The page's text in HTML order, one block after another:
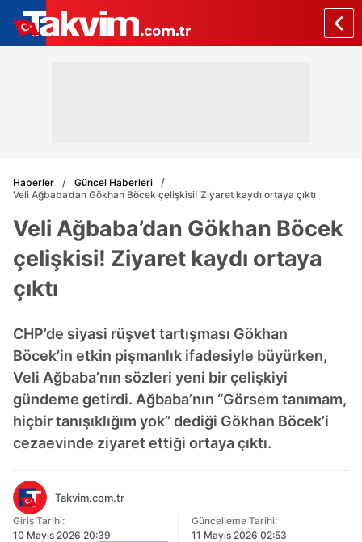
Haberler
Güncel Haberleri
Veli Ağbaba’dan Gökhan Böcek çelişkisi! Ziyaret kaydı ortaya çıktı
Veli Ağbaba’dan Gökhan Böcek
çelişkisi! Ziyaret kaydı ortaya
çıktı
CHP’de siyasi rüşvet tartışması Gökhan
Böcek’in etkin pişmanlık ifadesiyle büyürken,
Veli Ağbaba’nın sözleri yeni bir çelişkiyi
gündeme getirdi. Ağbaba’nın “Görsem tanımam,
hiçbir tanışıklığım yok” dediği Gökhan Böcek’i
cezaevinde ziyaret ettiği ortaya çıktı.
Takvim.com.tr
Giriş Tarihi:
10 Mayıs 2026 20:39
Güncelleme Tarihi:
11 Mayıs 2026 02:53